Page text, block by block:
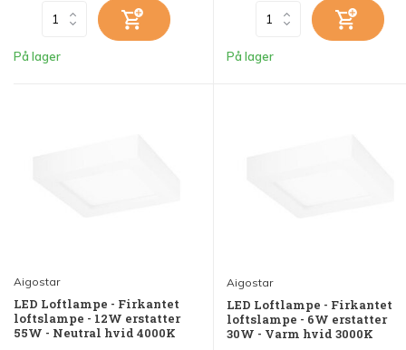
På lager På lager
Aigostar
LED Loftlampe - Firkantet
loftslampe - 12W erstatter
55W - Neutral hvid 4000K
Aigostar
LED Loftlampe - Firkantet
loftslampe - 6W erstatter
30W - Varm hvid 3000K